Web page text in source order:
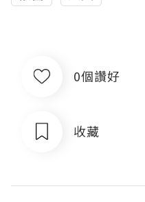
0個讚好
收藏